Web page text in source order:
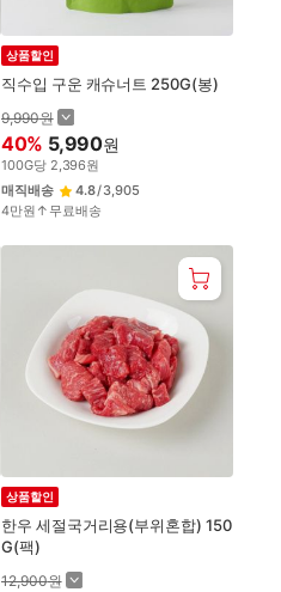
직수입 구운 캐슈너트 250G(봉)
상품할인
9,990원
40% 5,990원
100G당 2,396원
매직배송
4.8/3,905
4만원↑무료배송
한우 세절국거리용(부위혼합) 150
G(팩)
상품할인
12,900원